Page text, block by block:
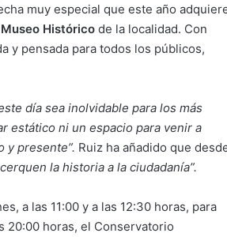
muy especial que este año
Histórico de la localidad. Con
y pensada para todos los públicos,
día sea inolvidable para los más
estático ni un espacio para venir a
y presente”. Ruiz ha añadido que
la historia a la ciudadanía”.
a las 11:00 y a las 12:30 horas, para
20:00 horas, el Conservatorio